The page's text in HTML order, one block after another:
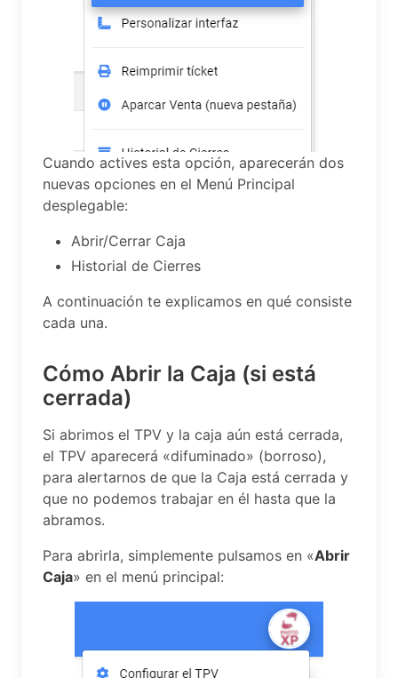
Cuando actives esta opción, aparecerán dos
nuevas opciones en el Menú Principal
desplegable:
Abrir/Cerrar Caja
Historial de Cierres
A continuación te explicamos en qué consiste
cada una.
Cómo Abrir la Caja (si está
cerrada)
Si abrimos el TPV y la caja aún está cerrada,
el TPV aparecerá «difuminado» (borroso),
para alertarnos de que la Caja está cerrada y
que no podemos trabajar en él hasta que la
abramos.
Para abrirla, simplemente pulsamos en «Abrir
Caja» en el menú principal: